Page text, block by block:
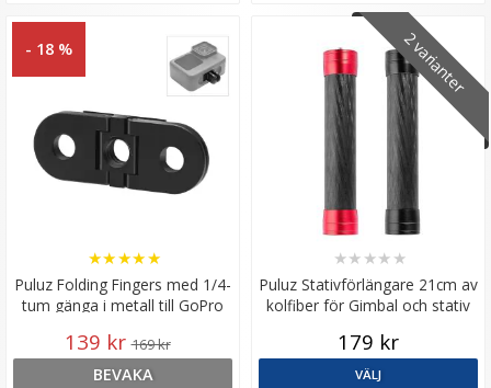
- 18 %
Puluz Folding Fingers med 1/4-
tum gänga i metall till GoPro
★★★★★
139 kr 169 kr
BEVAKA
2 varianter
Puluz Stativförlängare 21cm av
kolfiber för Gimbal och stativ
★★ ★★ ★
179 kr
VÄLJ